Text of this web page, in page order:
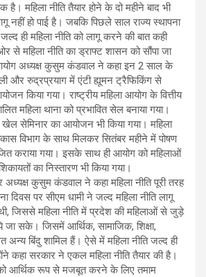
है। महिला नीति तैयार होने के दो महीने बाद भी
नहीं हो पाई है। जबकि पिछले साल राज्य स्थापना
ही महिला नीति को लागू करने की बात कही
से महिला नीति का ड्राफ्ट शासन को सौंपा जा
अध्यक्ष कुसुम कंडवाल ने कहा इन 2 साल के
और रुद्रप्रयाग में एंटी ह्यूमन ट्रैफिकिंग से
किया गया। राष्ट्रीय महिला आयोग के वित्तीय
महिला थाना को प्रभावित सेल बनाया गया।
सेमिनार का आयोजन भी किया गया। महिला
विभाग के साथ मिलकर सितंबर महीने में पोषण
कराया गया। इसके साथ ही आयोग को महिलाओं
का निस्तारण भी किया गया।
अध्यक्ष कुसुम कंडवाल ने कहा महिला नीति पूरी तरह
दिवस पर सीएम धामी ने जल्द महिला नीति लागू
जिससे महिला नीति में प्रदेश की महिलाओं से जुड़े
जा सके। जिसमें आर्थिक, सामाजिक, शिक्षा,
अन्य बिंदु शामिल हैं। ऐसे में महिला नीति जल्द ही
कहा सरकार ने एकल महिला नीति तैयार की है।
आर्थिक रूप से मजबूत करने के लिए तमाम